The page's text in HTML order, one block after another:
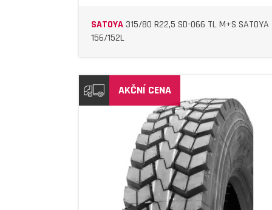
SATOYA315/80 R22,5 SD-066 TL M+S SATOYA
156/152L
AKČNÍ CENA
DETAIL